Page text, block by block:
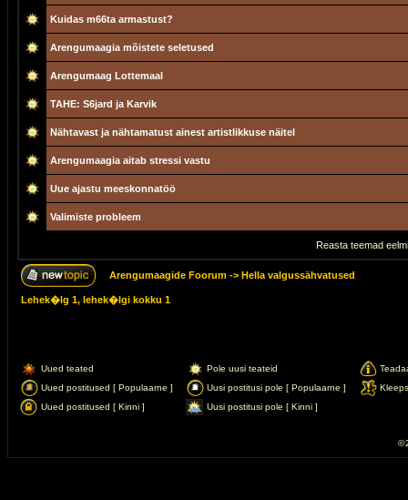
Kuidas m66ta armastust?
Arengumaagia mõistete seletused
Arengumaag Lottemaal
TAHE: S6jard ja Karvik
Nähtavast ja nähtamatust ainest artistlikkuse näitel
Arengumaagia aitab stressi vastu
Uue ajastu meeskonnatöö
Valimiste probleem
Reasta teemad
Arengumaagide Foorum -> Hella valgussähvatused
Lehek�lg 1, lehek�lgi kokku 1
Uued teated Pole uusi teateid
Uued postitused [ Populaarne ]
Uusi postitusi pole [ Populaarne ]
Kleeps
Uued postitused [ Kinni ]
Uusi postitusi pole [ Kinni ]
©